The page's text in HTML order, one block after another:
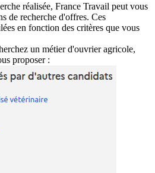
réalisée, France Travail peut vous
de recherche d'offres. Ces
en fonction des critères que vous
un métier d'ouvrier agricole,
proposer :